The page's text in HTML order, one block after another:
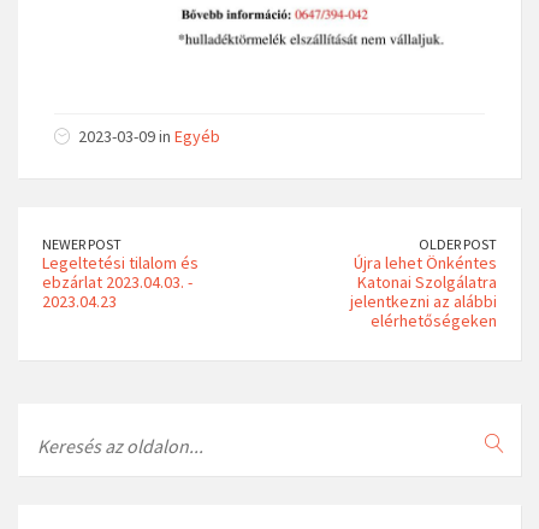
2023-03-09 in Egyéb
NEWER POST
Legeltetési tilalom és
ebzárlat 2023.04.03. -
2023.04.23
OLDER POST
Újra lehet Önkéntes
Katonai Szolgálatra
jelentkezni az alábbi
elérhetőségeken